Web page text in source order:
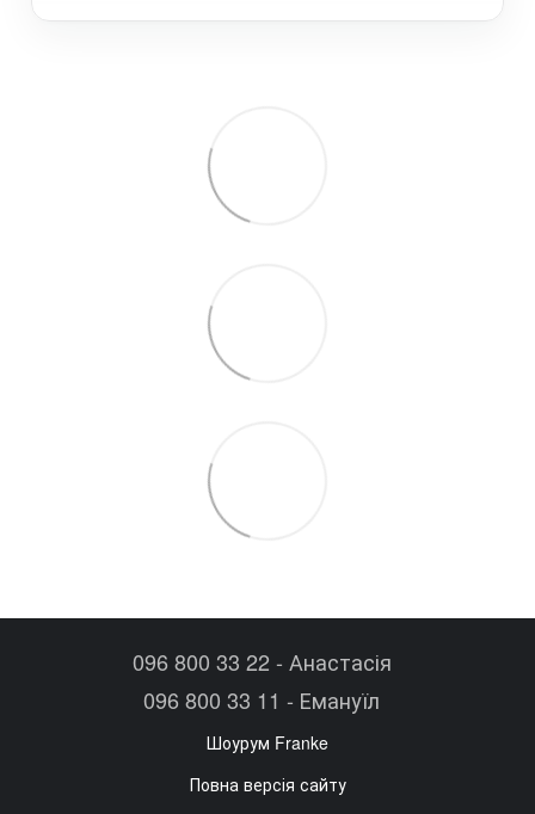
096 800 33 22 - Анастасія
096 800 33 11 - Емануїл
Шоурум Franke
Повна версія сайту